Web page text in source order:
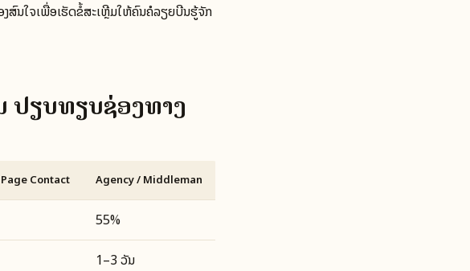
ສົນໃຈເພື່ອເຮັດຂໍ້ສະເຫຼີມໃຫ້ຄົນຄໍລຽຍບີນຮູ້ຈັກ
ປຽບທຽບຊ່ອງທາງ
Contact Agency / Middleman
55%
1–3 ວັນ